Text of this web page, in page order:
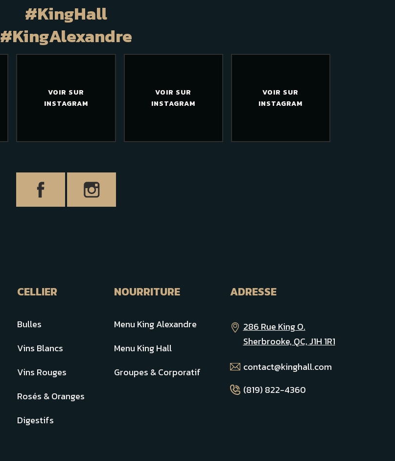
#KingHall
#KingAlexandre
VOIR SUR
INSTAGRAM
VOIR SUR
INSTAGRAM
VOIR SUR
INSTAGRAM
CELLIER
Bulles
Vins Blancs
Vins Rouges
Rosés & Oranges
Digestifs
NOURRITURE
Menu King Alexandre
Menu King Hall
Groupes & Corporatif
ADRESSE
286 Rue King O.
Sherbrooke, QC, J1H 1R1
contact@kinghall.com
(819) 822-4360